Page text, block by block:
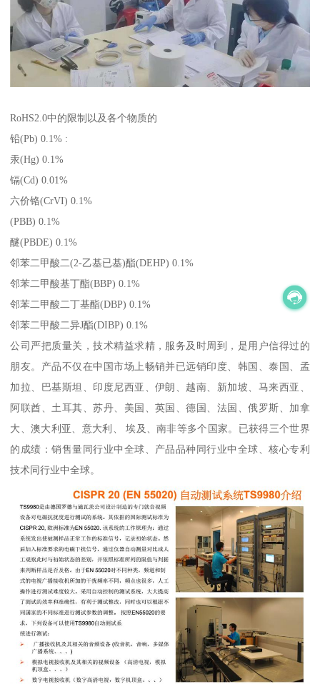
RoHS2.0中的限制以及各个物质的
铅(Pb) 0.1% :
汞(Hg) 0.1%
镉(Cd) 0.01%
六价铬(CrVI) 0.1%
(PBB) 0.1%
醚(PBDE) 0.1%
邻苯二甲酸二(2-乙基已基)酯(DEHP) 0.1%
邻苯二甲酸基丁酯(BBP) 0.1%
邻苯二甲酸二丁基酯(DBP) 0.1%
邻苯二甲酸二异J酯(DIBP) 0.1%
公司严把质量关，技术精益求精，服务及时周到，是用户信得过的
朋友。产品不仅在中国市场上畅销并已远销印度、韩国、泰国、孟
加拉、巴基斯坦、印度尼西亚、伊朗、越南、新加坡、马来西亚、
阿联酋、土耳其、苏丹、美国、英国、德国、法国、俄罗斯、加拿
大、澳大利亚、意大利、 埃及、南非等多个国家。已获得三个世界
的成绩：销售量同行业中全球、产品品种同行业中全球、核心专利
技术同行业中全球。